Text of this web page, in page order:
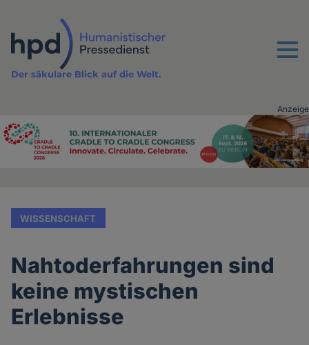
Inhalt
Menu
Der säkulare Blick auf die Welt.
Advertising
Anzeige
WISSENSCHAFT
Nahtoderfahrungen sind
keine mystischen
Erlebnisse